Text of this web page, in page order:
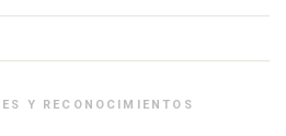
Y RECONOCIMIENTOS